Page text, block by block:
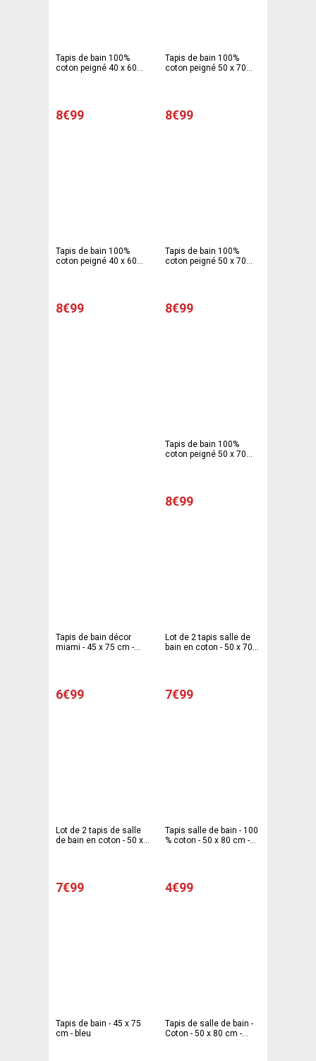
Tapis de bain 100%
coton peigné 40 x 60
8€99
Tapis de bain 100%
coton peigné 50 x 70
8€99
Tapis de bain 100%
coton peigné 40 x 60
8€99
Tapis de bain 100%
coton peigné 50 x 70
8€99
Tapis de bain 100%
coton peigné 50 x 70
8€99
Tapis de bain décor
miami - 45 x 75 cm -
6€99
Lot de 2 tapis salle de
bain en coton - 50 x 70
7€99
Lot de 2 tapis de salle
de bain en coton - 50 x
7€99
Tapis salle de bain - 100
% coton - 50 x 80 cm -
4€99
Tapis de bain - 45 x 75
cm - bleu
Tapis de salle de bain -
Coton - 50 x 80 cm -